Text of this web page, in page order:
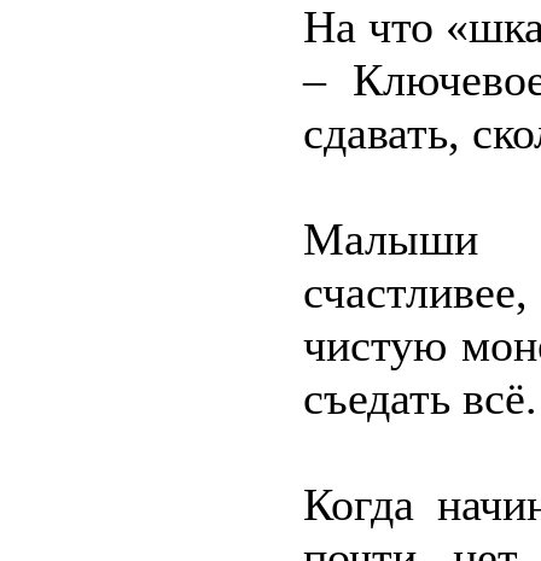
На что
–
сдавать,
Малыши
чистую
съедать всё.
Когда